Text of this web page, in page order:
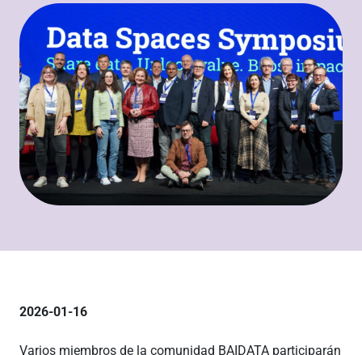
2026-01-16
Varios miembros de la comunidad BAIDATA participarán